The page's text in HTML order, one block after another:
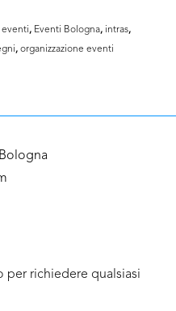
eventi, Eventi Bologna, intras,
, organizzazione eventi
richiedere qualsiasi